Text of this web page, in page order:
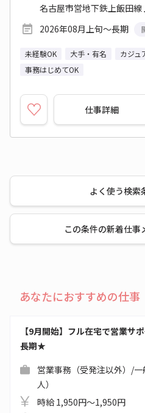
名古屋市営地下鉄上飯田線
2026年08月上旬～長期
未経験OK 大手・有名 カジュ
事務はじめてOK
仕事詳細
よく使う検索
この条件の新着仕事
あなたにおすすめの仕事
【9月開始】フル在宅で営業サ
長期★
営業事務（受発注以外）/
人）
時給 1,950円～1,950円